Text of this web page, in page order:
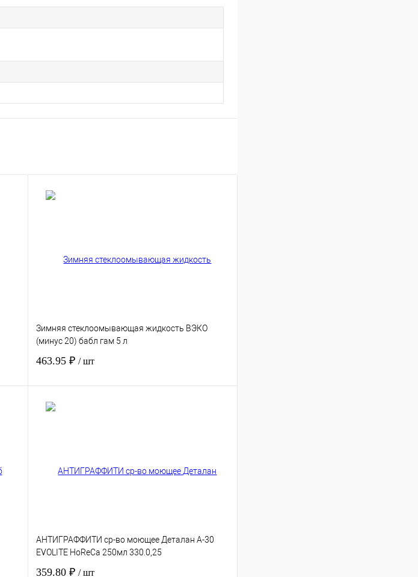
Зимняя стеклоомывающая жидкость ВЭКО
(минус 20) бабл гам 5 л
463.95 ₽ / шт
АНТИГРАФФИТИ ср-во моющее Деталан А-30
EVOLITE HoReCa 250мл 330.0,25
359.80 ₽ / шт